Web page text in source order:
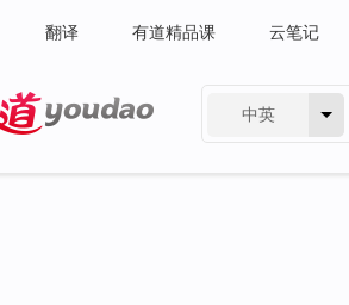
翻译 有道精品课 云笔记
中英